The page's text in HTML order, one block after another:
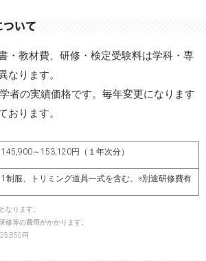
いて
・教材費、研修・検定受験料は学科・専
なります。
者の実績価格です。毎年変更になります
おります。
145,900～153,120円（１年次分）
1制服、トリミング道具一式を含む。※別途研修費有
なります。
修等の費用がかかります。
円